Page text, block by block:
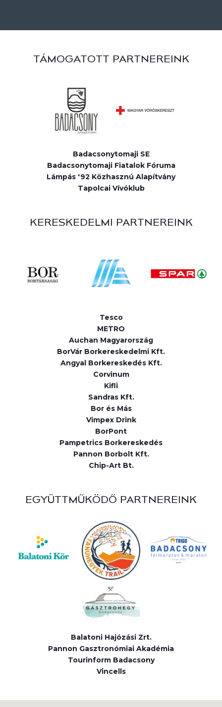
TÁMOGATOTT PARTNEREINK
Badacsonytomaji SE
Badacsonytomaji Fiatalok Fóruma
Lámpás '92 Közhasznú Alapítvány
Tapolcai Vívóklub
KERESKEDELMI PARTNEREINK
Tesco
METRO
Auchan Magyarország
BorVár Borkereskedelmi Kft.
Angyal Borkereskedés Kft.
Corvinum
Kifli
Sandras Kft.
Bor és Más
Vimpex Drink
BorPont
Pampetrics Borkereskedés
Pannon Borbolt Kft.
Chip-Art Bt.
EGYÜTTMŰKÖDŐ PARTNEREINK
Balatoni Hajózási Zrt.
Pannon Gasztronómiai Akadémia
Tourinform Badacsony
Vincells